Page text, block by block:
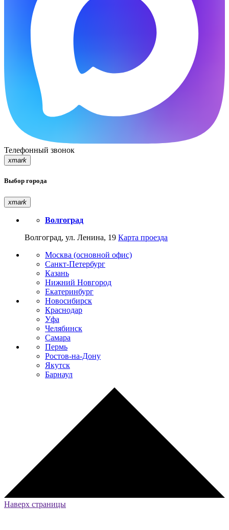
Телефонный звонок
xmark
Выбор города
xmark
Волгоград
Волгоград, ул. Ленина, 19 Карта проезда
Москва (основной офис)
Санкт-Петербург
Казань
Нижний Новгород
Екатеринбург
Новосибирск
Краснодар
Уфа
Челябинск
Самара
Пермь
Ростов-на-Дону
Якутск
Барнаул
Наверх страницы